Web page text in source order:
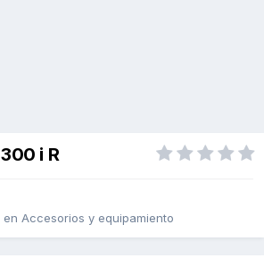
i R
en Accesorios y equipamiento